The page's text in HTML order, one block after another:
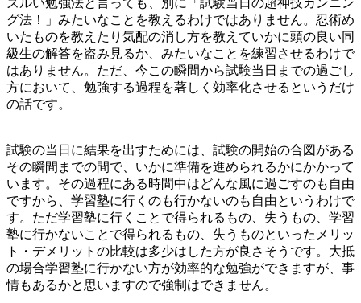
グ法！」みたいなことを教えるわけではありません。忍術め
いたものを教えたり気配の消し方を教えていかに頭の良い同
級生の解答を盗み見るか、みたいなことを練習させるわけで
はありません。ただ、今この瞬間から試験当日までの過ごし
方において、勉強する過程を著しく効率化させるというだけ
の話です。
試験の当日に結果を出すためには、試験の開始の合図がある
その瞬間までの間で、いかに準備を進められるかにかかって
います。その過程にある時間中はどんな風に過ごすのも自由
ですから、学習塾に行くのも行かないのも自由というわけで
す。ただ学習塾に行くことで得られるもの、失うもの、学習
塾に行かないことで得られるもの、失うものといったメリッ
ト・デメリットの比較は多少はした方が良さそうです。大抵
の場合学習塾に行かない方が効率的な勉強ができますが、事
情もあるかと思いますので強制はできません。